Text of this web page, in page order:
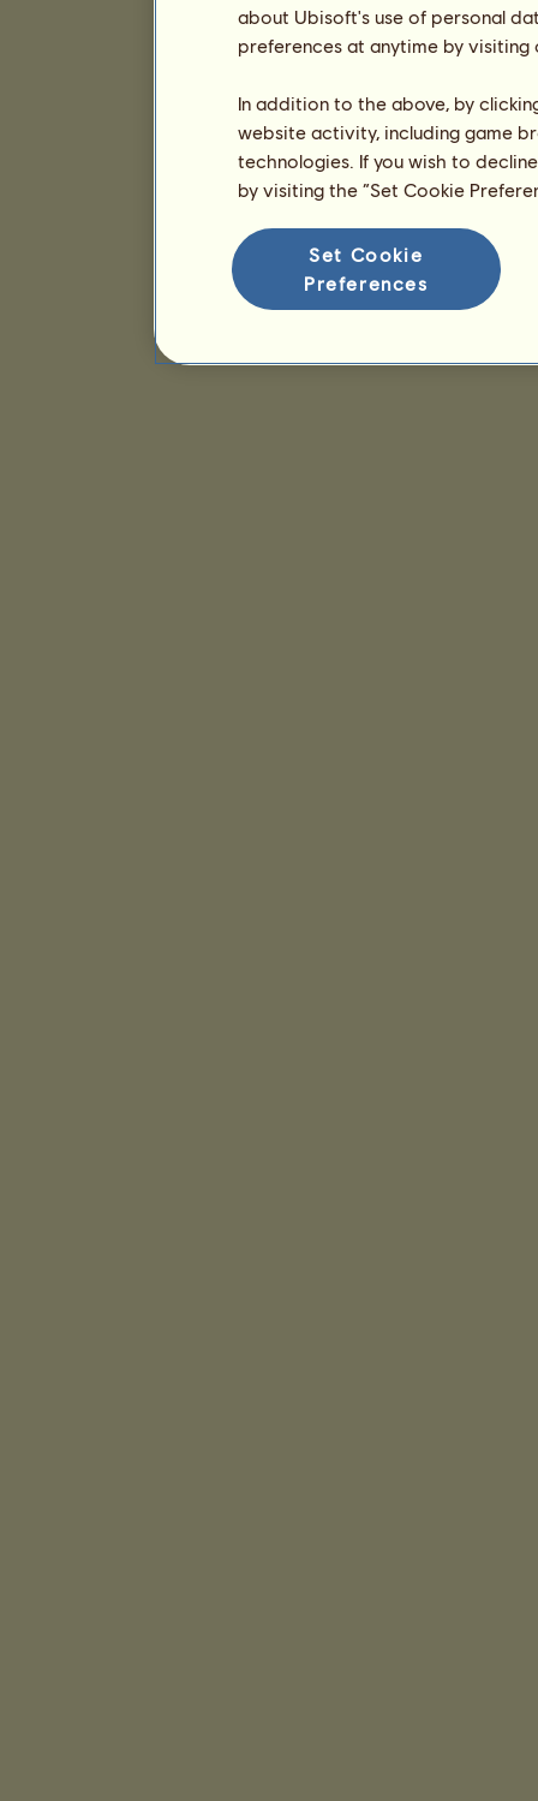
about Ubisoft's use of personal
preferences at anytime by
In addition to the above, by
website activity, including game
technologies. If you wish to
by visiting the “Set Cookie
Set Cookie
Preferences